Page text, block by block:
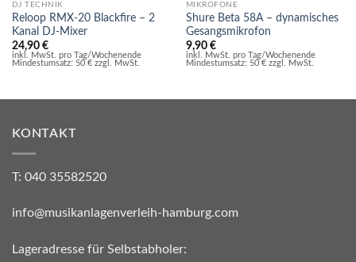
DJ TECHNIK
Reloop RMX-20 Blackfire – 2
Kanal DJ-Mixer
24,90 €
inkl. MwSt. pro Tag/Wochenende
Mindestumsatz: 50 € zzgl. MwSt.
MIKROFONE
Shure Beta 58A – dynamisches
Gesangsmikrofon
9,90 €
inkl. MwSt. pro Tag/Wochenende
Mindestumsatz: 50 € zzgl. MwSt.
KONTAKT
T: 040 35582520
info@musikanlagenverleih-hamburg.com
Lageradresse für Selbstabholer: